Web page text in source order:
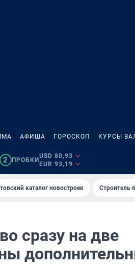
АФИША ГОРОСКОП КУРСЫ
2 ПРОБКИ
USD 80,93
EUR 93,19
каталог новостроек Строитель
сразу на две